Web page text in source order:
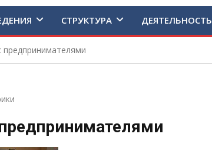
СТРУКТУРА ДЕЯТЕЛЬНОСТЬ
предпринимателями